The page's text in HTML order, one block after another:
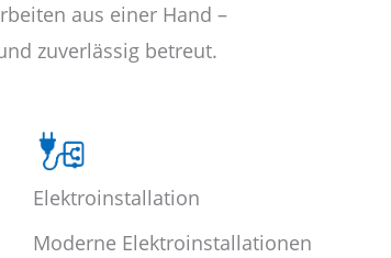
aus einer Hand –
zuverlässig betreut.
Elektroinstallation
Moderne Elektroinstallationen